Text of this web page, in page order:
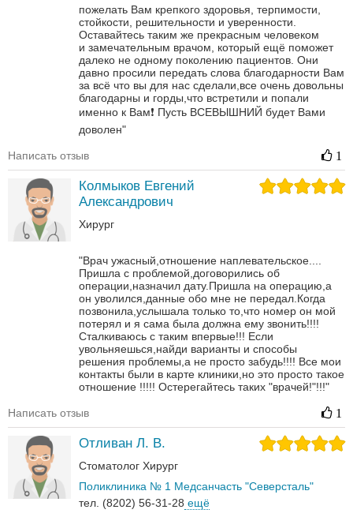
пожелать Вам крепкого здоровья, терпимости,
стойкости, решительности и уверенности.
Оставайтесь таким же прекрасным человеком
и замечательным врачом, который ещё поможет
далеко не одному поколению пациентов. Они
давно просили передать слова благодарности Вам
за всё что вы для нас сделали,все очень довольны
благодарны и горды,что встретили и попали
именно к Вам❗ Пусть ВСЕВЫШНИЙ будет Вами
доволен"
Написать отзыв 1
Колмыков Евгений
Александрович
Хирург
"Врач ужасный,отношение наплевательское....
Пришла с проблемой,договорились об
операции,назначил дату.Пришла на операцию,а
он уволился,данные обо мне не передал.Когда
позвонила,услышала только то,что номер он мой
потерял и я сама была должна ему звонить!!!!
Сталкиваюсь с таким впервые!!! Если
увольняешься,найди варианты и способы
решения проблемы,а не просто забудь!!!! Все мои
контакты были в карте клиники,но это просто такое
отношение !!!!! Остерегайтесь таких "врачей!"!!!"
Написать отзыв 1
Отливан Л. В.
Стоматолог Хирург
Поликлиника № 1 Медсанчасть "Северсталь"
тел. (8202) 56-31-28 ещё